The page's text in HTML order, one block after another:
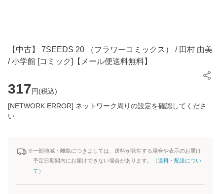
【中古】 7SEEDS 20 （フラワーコミックス） / 田村 由美
/ 小学館 [コミック]【メール便送料無料】
317円(税込)
[NETWORK ERROR] ネットワーク周りの設定を確認してくださ
い
※一部地域・離島につきましては、送料が発生する場合や表示のお届け
予定日期間内にお届けできない場合があります。（送料・配送につい
て ）